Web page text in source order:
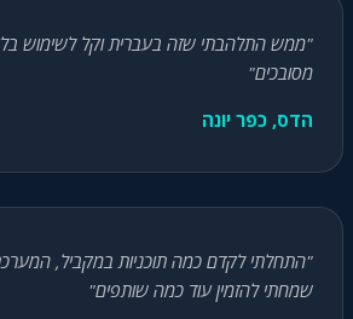
"ממש התלהבתי שזה בעברית וקל לשימוש בלי
מסובכים"
הדס, כפר יונה
"התחלתי לקדם כמה תוכניות במקביל,
שמחתי להזמין עוד כמה שותפים"